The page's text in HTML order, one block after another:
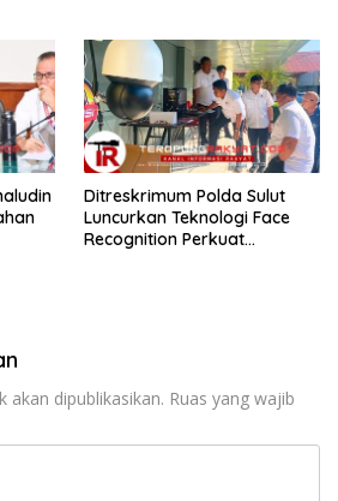
Ditreskrimum Polda Sulut
Luncurkan Teknologi Face
Recognition Perkuat
akan dipublikasikan. Ruas yang wajib